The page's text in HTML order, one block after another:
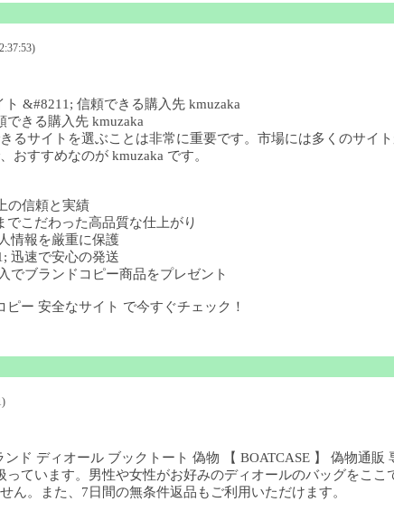
&#8211; 信頼できる購入先 kmuzaka
できる購入先 kmuzaka
るサイトを選ぶことは非常に重要です。市場には多くのサイ
おすすめなのが kmuzaka です。
の信頼と実績
こだわった高品質な仕上がり
情報を厳重に保護
迅速で安心の発送
でブランドコピー商品をプレゼント
ピー 安全なサイト で今すぐチェック！
ド ディオール ブックトート 偽物 【 BOATCASE 】 偽物通
ています。男性や女性がお好みのディオールのバッグをこ
ん。また、7日間の無条件返品もご利用いただけます。